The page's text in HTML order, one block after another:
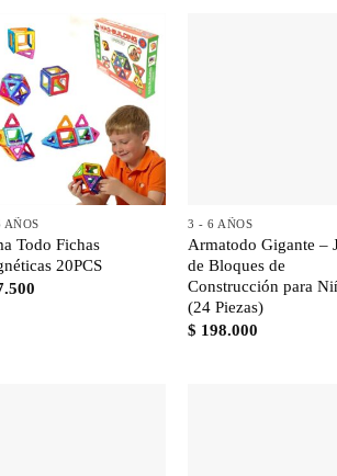
AÑOS
Todo Fichas
20PCS
3 - 6 AÑOS
Armatodo Gigante –
de Bloques de
Construcción para
(24 Piezas)
$ 198.000